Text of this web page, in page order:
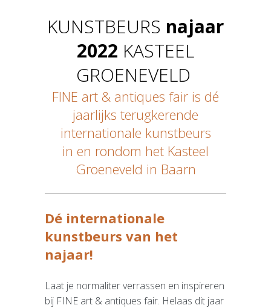
Organisatie
Algemene Voorwaarden
Privacybeleid
Andere beurzen
KUNSTBEURS najaar
2022 KASTEEL
GROENEVELD
FINE art & antiques fair is dé
jaarlijks terugkerende
internationale kunstbeurs
in en rondom het Kasteel
Groeneveld in Baarn
Dé internationale
kunstbeurs van het
najaar!
Laat je normaliter verrassen en inspireren
bij FINE art & antiques fair. Helaas dit jaar